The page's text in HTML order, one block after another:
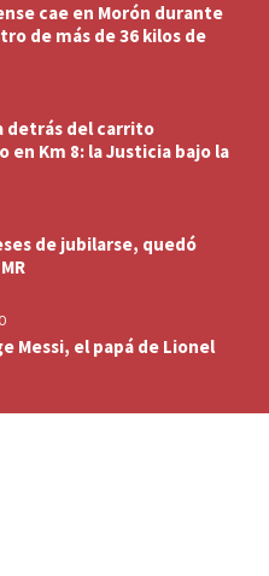
cae en Morón durante
de más de 36 kilos de
detrás del carrito
en Km 8: la Justicia bajo la
de jubilarse, quedó
Messi, el papá de Lionel